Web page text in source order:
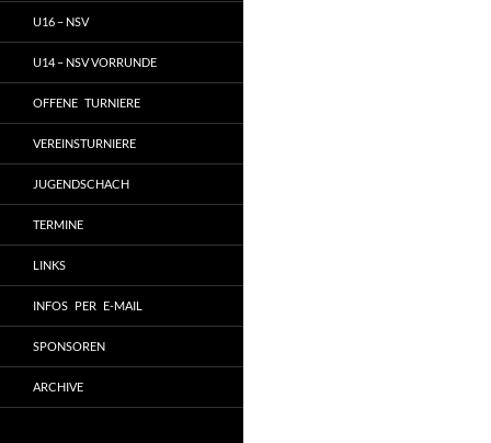
U16 – NSV
U14 – NSV VORRUNDE
OFFENE TURNIERE
VEREINSTURNIERE
JUGENDSCHACH
TERMINE
LINKS
INFOS PER E-MAIL
SPONSOREN
ARCHIVE